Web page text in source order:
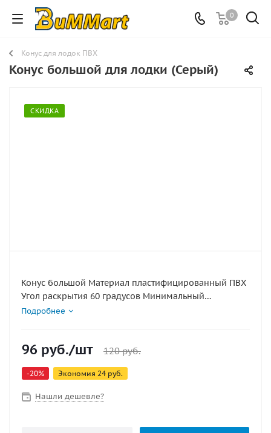
0
Конус для лодок ПВХ
Конус большой для лодки (Серый)
СКИДКА
Конус большой Материал пластифицированный ПВХ
Угол раскрытия 60 градусов Минимальный
диаметр под приклейку 104 мм
Подробнее
96 руб./шт 120руб.
-20% Экономия 24 руб.
Нашли дешевле?